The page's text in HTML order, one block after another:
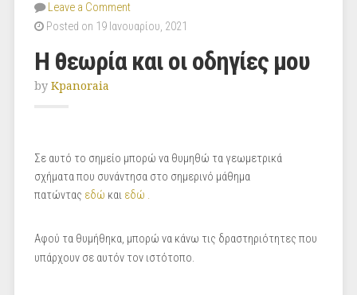
Leave a Comment
Posted on 19 Ιανουαρίου, 2021
Η θεωρία και οι οδηγίες μου
by Kpanoraia
Σε αυτό το σημείο μπορώ να θυμηθώ τα γεωμετρικά
σχήματα που συνάντησα στο σημερινό μάθημα
πατώντας εδώ και εδώ .
Αφού τα θυμήθηκα, μπορώ να κάνω τις δραστηριότητες που
υπάρχουν σε αυτόν τον ιστότοπο.